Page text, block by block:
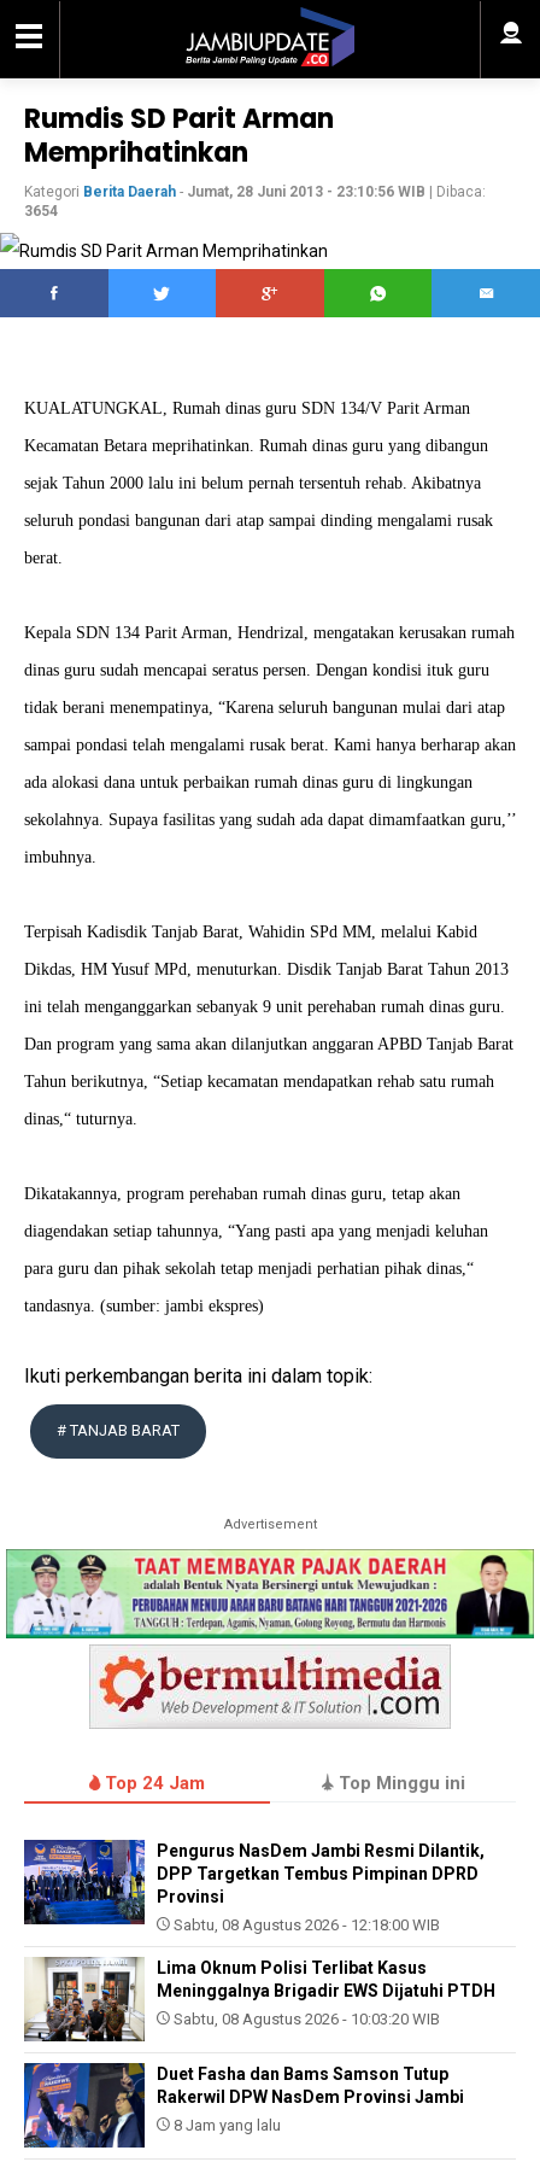
Rumdis SD Parit Arman
Memprihatinkan
Kategori Berita Daerah - Jumat, 28 Juni 2013 - 23:10:56 WIB | Dibaca:
3654
KUALATUNGKAL, Rumah dinas guru SDN 134/V Parit Arman
Kecamatan Betara meprihatinkan. Rumah dinas guru yang dibangun
sejak Tahun 2000 lalu ini belum pernah tersentuh rehab. Akibatnya
seluruh pondasi bangunan dari atap sampai dinding mengalami rusak
berat.
Kepala SDN 134 Parit Arman, Hendrizal, mengatakan kerusakan rumah
dinas guru sudah mencapai seratus persen. Dengan kondisi ituk guru
tidak berani menempatinya, “Karena seluruh bangunan mulai dari atap
sampai pondasi telah mengalami rusak berat. Kami hanya berharap akan
ada alokasi dana untuk perbaikan rumah dinas guru di lingkungan
sekolahnya. Supaya fasilitas yang sudah ada dapat dimamfaatkan guru,’’
imbuhnya.
Terpisah Kadisdik Tanjab Barat, Wahidin SPd MM, melalui Kabid
Dikdas, HM Yusuf MPd, menuturkan. Disdik Tanjab Barat Tahun 2013
ini telah menganggarkan sebanyak 9 unit perehaban rumah dinas guru.
Dan program yang sama akan dilanjutkan anggaran APBD Tanjab Barat
Tahun berikutnya, “Setiap kecamatan mendapatkan rehab satu rumah
dinas,“ tuturnya.
Dikatakannya, program perehaban rumah dinas guru, tetap akan
diagendakan setiap tahunnya, “Yang pasti apa yang menjadi keluhan
para guru dan pihak sekolah tetap menjadi perhatian pihak dinas,“
tandasnya. (sumber: jambi ekspres)
Ikuti perkembangan berita ini dalam topik:
# TANJAB BARAT
Advertisement
Top 24 Jam Top Minggu ini
Pengurus NasDem Jambi Resmi Dilantik,
DPP Targetkan Tembus Pimpinan DPRD
Provinsi
Sabtu, 08 Agustus 2026 - 12:18:00 WIB
Lima Oknum Polisi Terlibat Kasus
Meninggalnya Brigadir EWS Dijatuhi PTDH
Sabtu, 08 Agustus 2026 - 10:03:20 WIB
Duet Fasha dan Bams Samson Tutup
Rakerwil DPW NasDem Provinsi Jambi
8 Jam yang lalu